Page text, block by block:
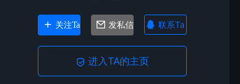
关注Ta 发私信 联系Ta
进入TA的主页